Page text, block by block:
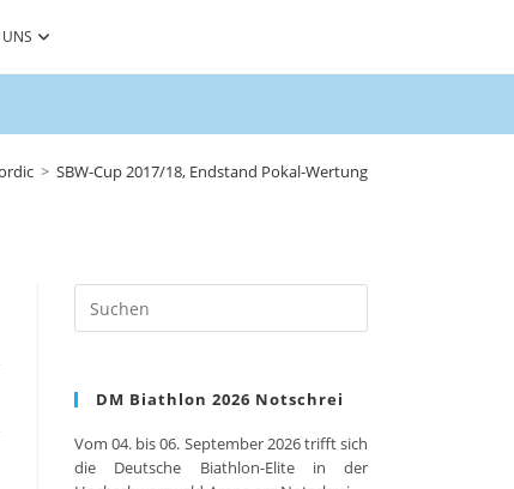
> SBW-Cup 2017/18, Endstand Pokal-Wertung
DM Biathlon 2026 Notschrei
Vom 04. bis 06. September 2026 trifft sich
die Deutsche Biathlon-Elite in der